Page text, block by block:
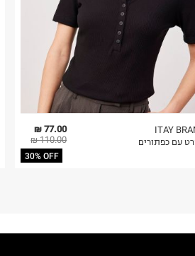
בלבד. לא ניתן
77.00 ₪
110.00 ₪
30% OFF
ITAY
עם כפתורים